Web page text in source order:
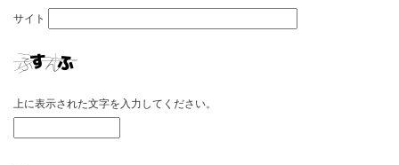
サイト
上に表示された文字を入力してください。